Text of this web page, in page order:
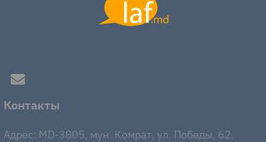
Контакты
Адрес: MD-3805, мун. Комрат, ул. Победы, 62.